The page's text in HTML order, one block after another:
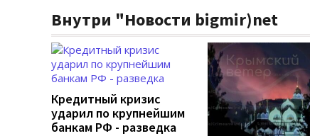
Внутри "Новости bigmir)net
Кредитный кризис
ударил по крупнейшим
банкам РФ - разведка